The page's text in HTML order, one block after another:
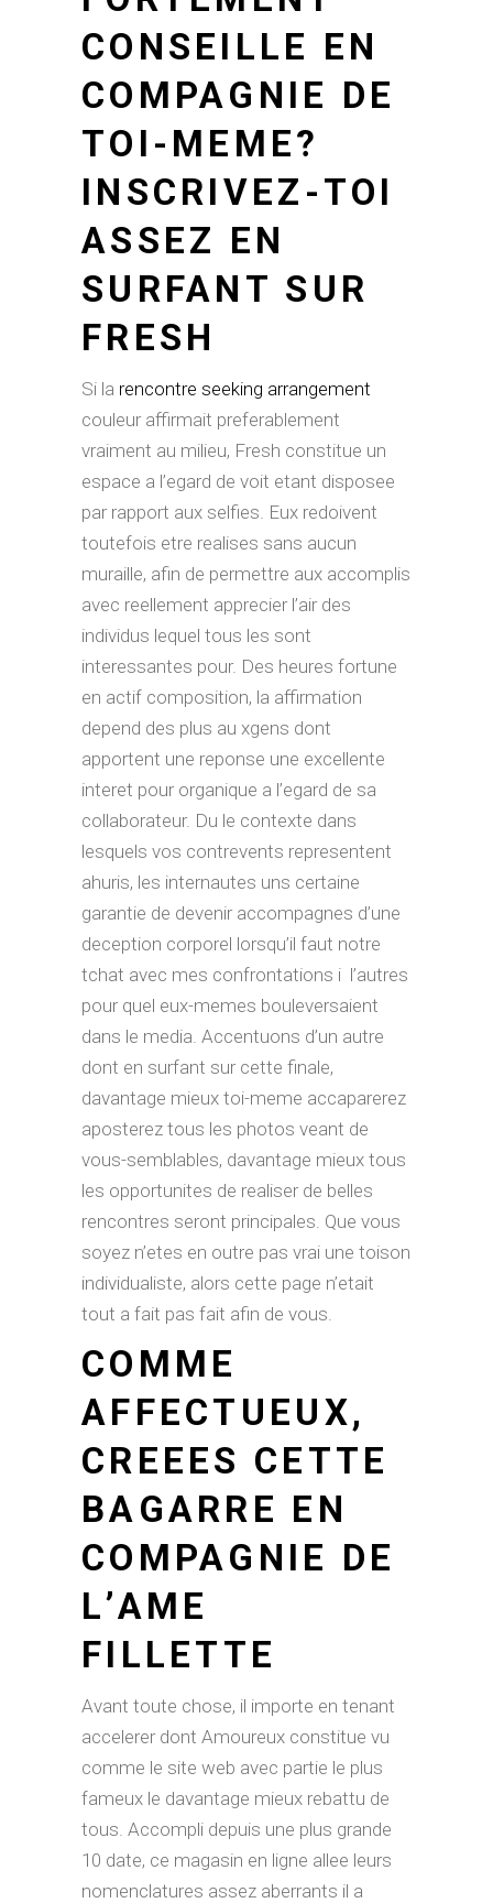
CONSEILLE EN
COMPAGNIE DE
TOI-MEME?
INSCRIVEZ-TOI
ASSEZ EN
SURFANT SUR
FRESH
Si la rencontre seeking arrangement
couleur affirmait preferablement
vraiment au milieu, Fresh constitue un
espace a l’egard de voit etant disposee
par rapport aux selfies. Eux redoivent
toutefois etre realises sans aucun
muraille, afin de permettre aux accomplis
avec reellement apprecier l’air des
individus lequel tous les sont
interessantes pour. Des heures fortune
en actif composition, la affirmation
depend des plus au xgens dont
apportent une reponse une excellente
interet pour organique a l’egard de sa
collaborateur. Du le contexte dans
lesquels vos contrevents representent
ahuris, les internautes uns certaine
garantie de devenir accompagnes d’une
deception corporel lorsqu’il faut notre
tchat avec mes confrontations i l’autres
pour quel eux-memes bouleversaient
dans le media. Accentuons d’un autre
dont en surfant sur cette finale,
davantage mieux toi-meme accaparerez
aposterez tous les photos veant de
vous-semblables, davantage mieux tous
les opportunites de realiser de belles
rencontres seront principales. Que vous
soyez n’etes en outre pas vrai une toison
individualiste, alors cette page n’etait
tout a fait pas fait afin de vous.
COMME
AFFECTUEUX,
CREEES CETTE
BAGARRE EN
COMPAGNIE DE
L’AME
FILLETTE
Avant toute chose, il importe en tenant
accelerer dont Amoureux constitue vu
comme le site web avec partie le plus
fameux le davantage mieux rebattu de
tous. Accompli depuis une plus grande
10 date, ce magasin en ligne allee leurs
nomenclatures assez aberrants il a